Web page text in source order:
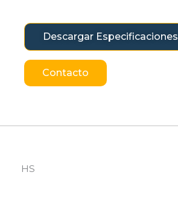
Descargar Especificaciones
Contacto
HS